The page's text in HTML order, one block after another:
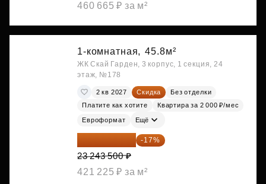
460 665 ₽ за м²
1-комнатная, 45.8м²
ЖК Скай Гарден, 3 корпус, 1 секция, 24
этаж, №178
2 кв 2027 Скидка
Без отделки
Платите как хотите
Квартира за 2 000 ₽/мес
Евроформат Ещё
19 292 105 ₽ -17%
23 243 500 ₽
421 225 ₽ за м²